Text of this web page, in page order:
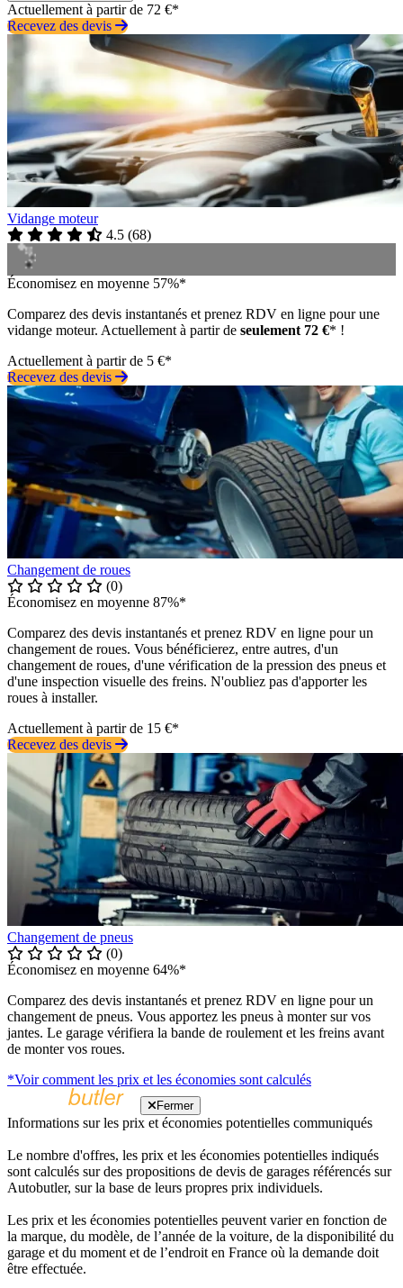
Actuellement à partir de 72 €*
Recevez des devis
Vidange moteur
4.5 (68)
Économisez en moyenne 57%*
Comparez des devis instantanés et prenez RDV en ligne pour une
vidange moteur. Actuellement à partir de seulement 72 €* !
Actuellement à partir de 5 €*
Recevez des devis
Changement de roues
(0)
Économisez en moyenne 87%*
Comparez des devis instantanés et prenez RDV en ligne pour un
changement de roues. Vous bénéficierez, entre autres, d'un
changement de roues, d'une vérification de la pression des pneus et
d'une inspection visuelle des freins. N'oubliez pas d'apporter les
roues à installer.
Actuellement à partir de 15 €*
Recevez des devis
Changement de pneus
(0)
Économisez en moyenne 64%*
Comparez des devis instantanés et prenez RDV en ligne pour un
changement de pneus. Vous apportez les pneus à monter sur vos
jantes. Le garage vérifiera la bande de roulement et les freins avant
de monter vos roues.
*Voir comment les prix et les économies sont calculés
Fermer
Informations sur les prix et économies potentielles communiqués
Le nombre d'offres, les prix et les économies potentielles indiqués
sont calculés sur des propositions de devis de garages référencés sur
Autobutler, sur la base de leurs propres prix individuels.
Les prix et les économies potentielles peuvent varier en fonction de
la marque, du modèle, de l’année de la voiture, de la disponibilité du
garage et du moment et de l’endroit en France où la demande doit
être effectuée.